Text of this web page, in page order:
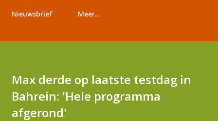
Nieuwsbrief Meer…
Max derde op laatste testdag in
Bahrein: 'Hele programma
afgerond'